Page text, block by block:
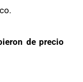
de precio